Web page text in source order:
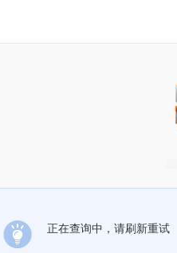
正在查询中，请刷新重试